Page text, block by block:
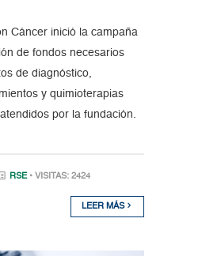
Cáncer inició la campaña
de fondos necesarios
de diagnóstico,
y quimioterapias
por la fundación.
RSE • VISITAS: 2424
LEER MÁS